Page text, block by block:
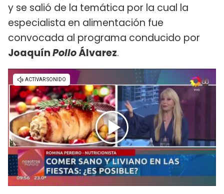
y se salió de la temática por la cual la
especialista en alimentación fue
convocada al programa conducido por
JoaquínPolloÁlvarez.